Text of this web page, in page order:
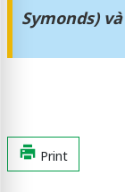
Symonds)
Print